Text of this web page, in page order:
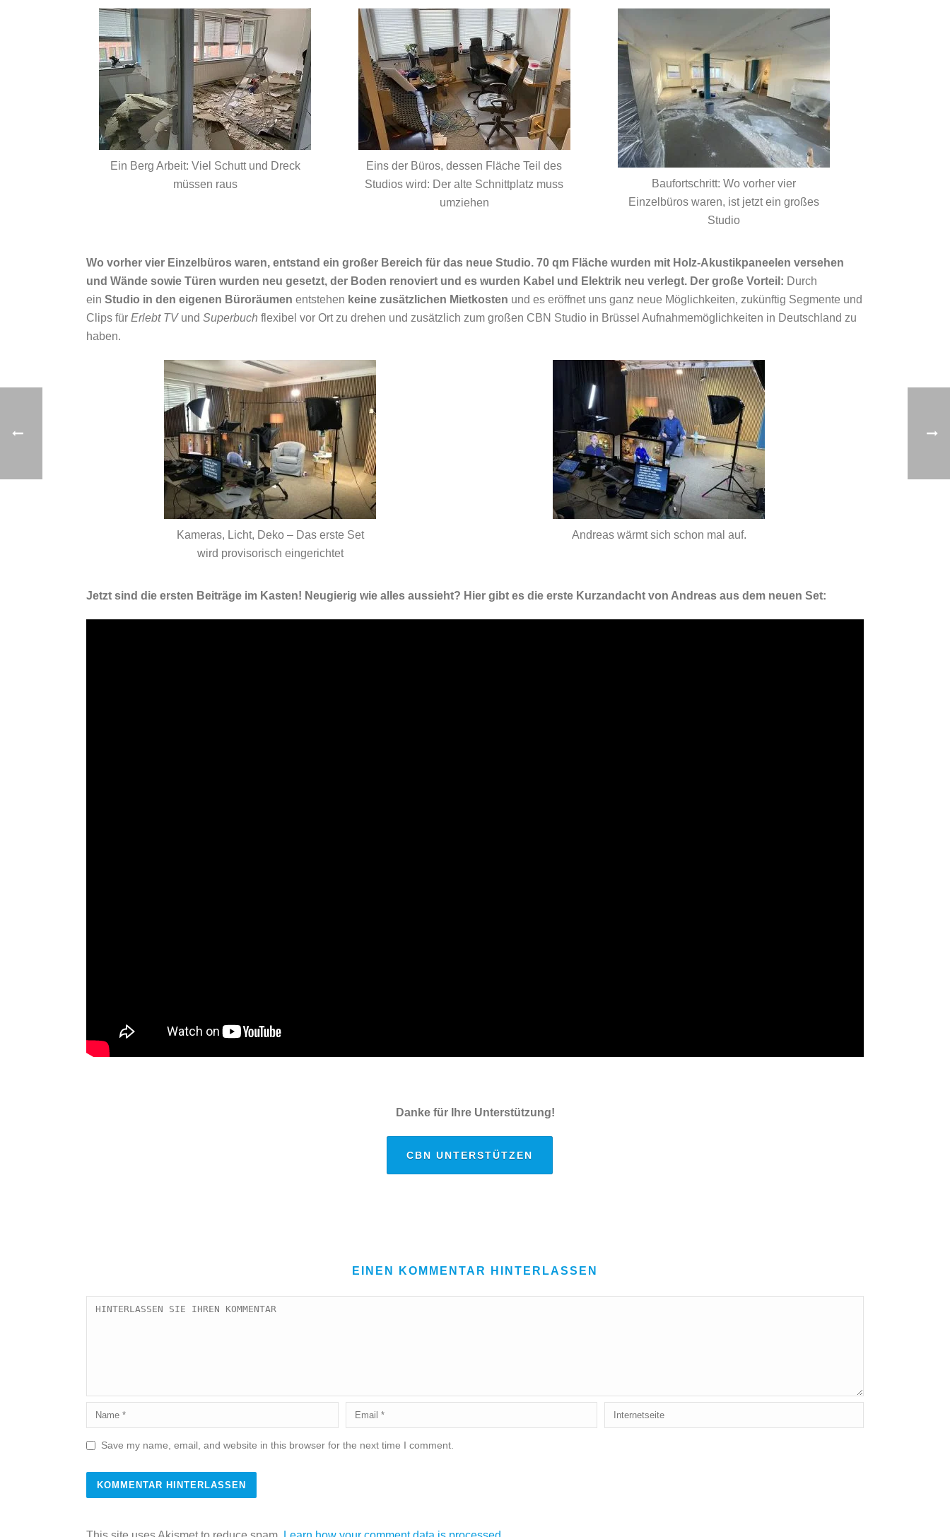
Ein Berg Arbeit: Viel Schutt und Dreck
müssen raus
Eins der Büros, dessen Fläche Teil des
Studios wird: Der alte Schnittplatz muss
umziehen
Baufortschritt: Wo vorher vier
Einzelbüros waren, ist jetzt ein großes
Studio
Wo vorher vier Einzelbüros waren, entstand ein großer Bereich für das neue Studio. 70 qm Fläche wurden mit Holz-Akustikpaneelen versehen
und Wände sowie Türen wurden neu gesetzt, der Boden renoviert und es wurden Kabel und Elektrik neu verlegt. Der große Vorteil: Durch
ein Studio in den eigenen Büroräumen entstehen keine zusätzlichen Mietkosten und es eröffnet uns ganz neue Möglichkeiten, zukünftig Segmente und
Clips für Erlebt TVund Superbuch flexibel vor Ort zu drehen und zusätzlich zum großen CBN Studio in Brüssel Aufnahmemöglichkeiten in Deutschland zu
haben.
Kameras, Licht, Deko – Das erste Set
wird provisorisch eingerichtet
Andreas wärmt sich schon mal auf.
Jetzt sind die ersten Beiträge im Kasten! Neugierig wie alles aussieht? Hier gibt es die erste Kurzandacht von Andreas aus dem neuen Set:
Danke für Ihre Unterstützung!
CBN UNTERSTÜTZEN
EINEN KOMMENTAR HINTERLASSEN
Save my name, email, and website in this browser for the next time I comment.